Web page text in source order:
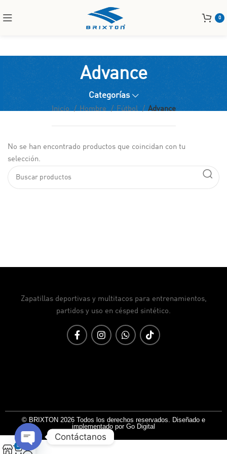
0
Advance
Categorías
Inicio Hombre Fútbol Advance
No se han encontrado productos que coincidan con tu
selección.
Zapatillas deportivas y multitacos para entrenamientos,
partidos y uso en césped sintético.
© BRIXTON 2026 Todos los derechos reservados. Diseñado e
implementado por Go Digital
0
Contáctanos